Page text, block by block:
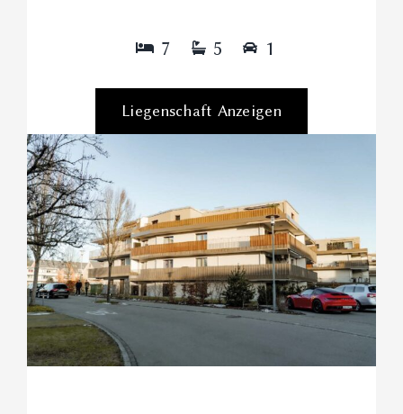
7 5 1
Liegenschaft Anzeigen